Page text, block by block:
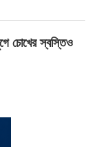
চোখের স্বস্তিও